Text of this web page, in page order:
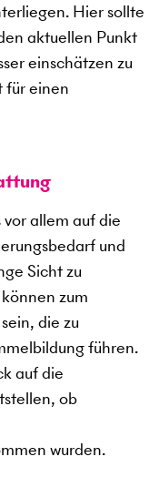
Hier sollte
aktuellen Punkt
einschätzen zu
für einen
allem auf die
und
Sicht zu
zum
die zu
führen.
auf die
ob
wurden.